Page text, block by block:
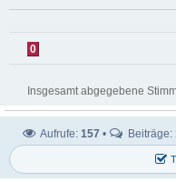
0
Insgesamt abgegebene
Aufrufe: 157 • Beiträge: